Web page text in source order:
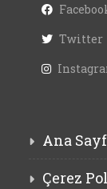
Twitter
Ana
Çerez